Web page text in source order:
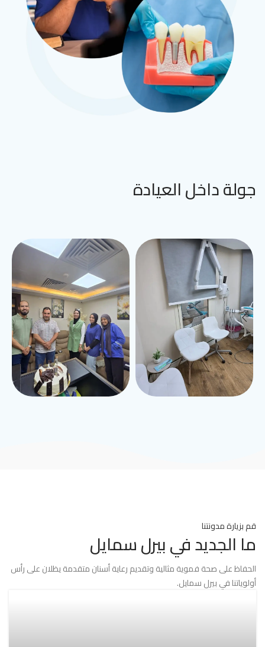
جولة داخل العيادة
قم بزيارة مدونتنا
ما الجديد في بيرل سمايل
الحفاظ على صحة فموية مثالية وتقديم رعاية أسنان متقدمة يظلان على رأس
أولوياتنا في بيرل سمايل.